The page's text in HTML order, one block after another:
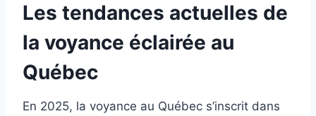
Les tendances actuelles de
la voyance éclairée au
Québec
En 2025, la voyance au Québec s’inscrit dans